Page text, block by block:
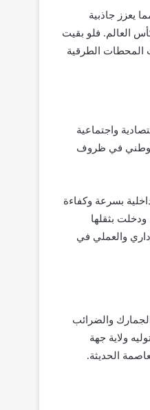
يعزز جاذبية
العالم. فلو بقيت
المحطات الطرقية
واجتماعية
الوطني في ظروف
بسرعة وكفاءة
بثقلها
والعملي في
والضرائب
ولاية جهة
الحديثة.